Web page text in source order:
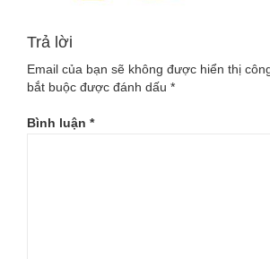
Trả lời
Email của bạn sẽ không được hiển thị
bắt buộc được đánh dấu *
Bình luận *